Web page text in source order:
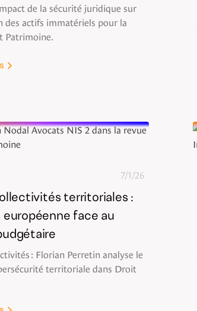
de la sécurité juridique sur
des actifs immatériels pour la
Patrimoine.
7/1/26
territoriales :
européenne face au
: Florian Perretin analyse le
territoriale dans Droit